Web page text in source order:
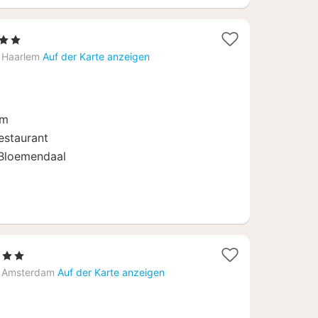
Haarlem Auf der Karte anzeigen
Amsterdam Auf der Karte anzeigen